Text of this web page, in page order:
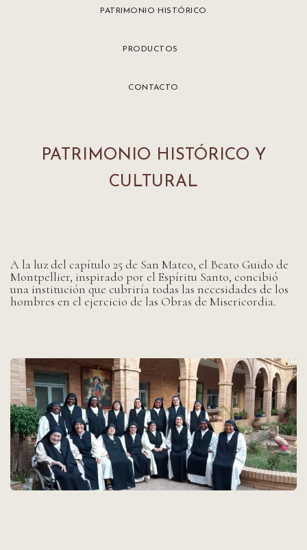
PATRIMONIO HISTÓRICO
PRODUCTOS
CONTACTO
PATRIMONIO HISTÓRICO Y
CULTURAL
A la luz del capítulo 25 de San Mateo, el Beato Guido de
Montpellier, inspirado por el Espíritu Santo, concibió
una institución que cubriría todas las necesidades de los
hombres en el ejercicio de las Obras de Misericordia.